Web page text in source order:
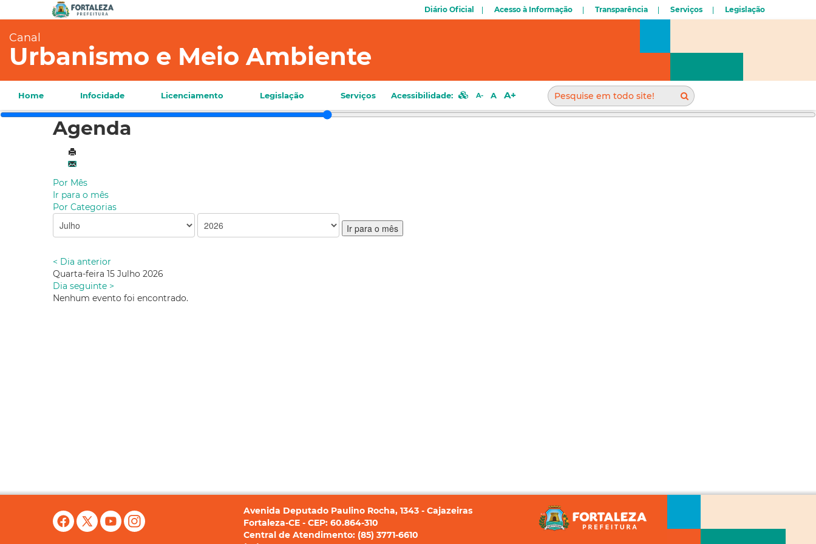
Diário Oficial Acesso à Informação Transparência Serviços Legislação
Canal
Urbanismo e Meio Ambiente
Home Infocidade Licenciamento Legislação Serviços Acessibilidade: A- A A+
Agenda
Por Mês
Ir para o mês
Por Categorias
Ir para o mês
< Dia anterior
Quarta-feira 15 Julho 2026
Dia seguinte >
Nenhum evento foi encontrado.
Avenida Deputado Paulino Rocha, 1343 - Cajazeiras
Fortaleza-CE - CEP: 60.864-310
Central de Atendimento: (85) 3771-6610